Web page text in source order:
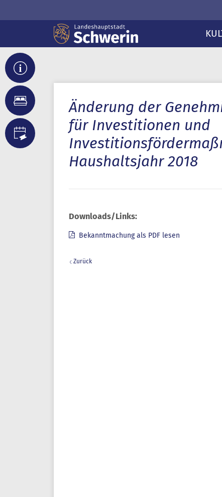
Änderung der
für Investitionen und
Haushaltsjahr 2018
Downloads/Links:
Bekanntmachung als PDF lesen
Zurück